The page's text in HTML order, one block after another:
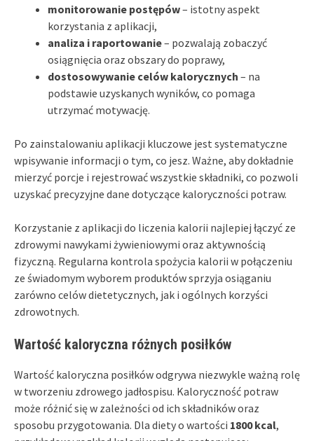
monitorowanie postępów– istotny aspekt
korzystania z aplikacji,
analiza i raportowanie– pozwalają zobaczyć
osiągnięcia oraz obszary do poprawy,
dostosowywanie celów kalorycznych – na
podstawie uzyskanych wyników, co pomaga
utrzymać motywację.
Po zainstalowaniu aplikacji kluczowe jest systematyczne
wpisywanie informacji o tym, co jesz. Ważne, aby dokładnie
mierzyć porcje i rejestrować wszystkie składniki, co pozwoli
uzyskać precyzyjne dane dotyczące kaloryczności potraw.
Korzystanie z aplikacji do liczenia kalorii najlepiej łączyć ze
zdrowymi nawykami żywieniowymi oraz aktywnością
fizyczną. Regularna kontrola spożycia kalorii w połączeniu
ze świadomym wyborem produktów sprzyja osiąganiu
zarówno celów dietetycznych, jak i ogólnych korzyści
zdrowotnych.
Wartość kaloryczna różnych posiłków
Wartość kaloryczna posiłków odgrywa niezwykle ważną rolę
w tworzeniu zdrowego jadłospisu. Kaloryczność potraw
może różnić się w zależności od ich składników oraz
sposobu przygotowania. Dla diety o wartości 1800 kcal,